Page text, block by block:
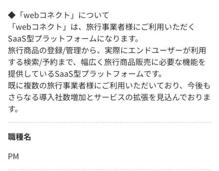
◆「webコネクト」について
「webコネクト」は、旅行事業者様にご利用いただく
SaaS型プラットフォームになります。
旅行商品の登録/管理から、実際にエンドユーザーが利用
する検索/予約まで、幅広く旅行商品販売に必要な機能を
提供しているSaaS型プラットフォームです。
既に複数の旅行事業者様にご利用いただいており、今後も
さらなる導入社数増加とサービスの拡張を見込んでおりま
す。
職種名
PM